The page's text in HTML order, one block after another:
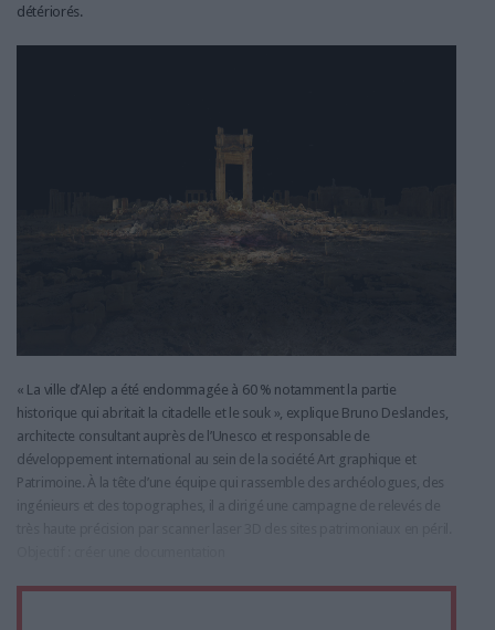
détériorés.
« La ville d’Alep a été endommagée à 60 % notamment la partie
historique qui abritait la citadelle et le souk », explique Bruno Deslandes,
architecte consultant auprès de l’Unesco et responsable de
développement international au sein de la société Art graphique et
Patrimoine. À la tête d’une équipe qui rassemble des archéologues, des
ingénieurs et des topographes, il a dirigé une campagne de relevés de